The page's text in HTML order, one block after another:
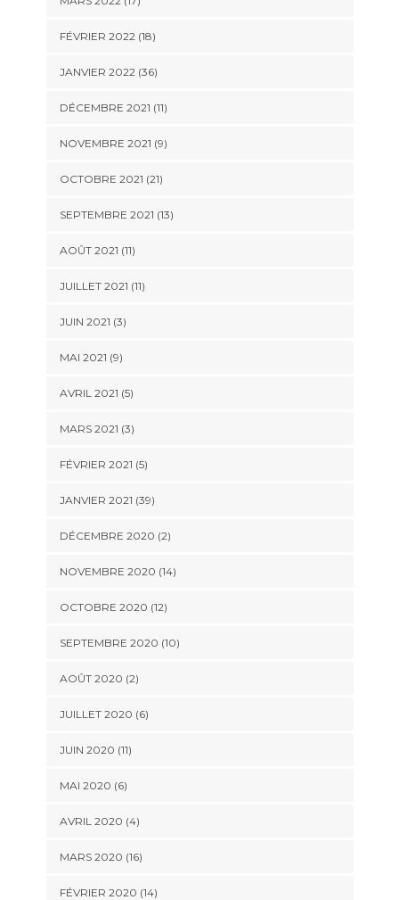
FÉVRIER 2022 (18)
JANVIER 2022 (36)
DÉCEMBRE 2021 (11)
NOVEMBRE 2021 (9)
OCTOBRE 2021 (21)
SEPTEMBRE 2021 (13)
AOÛT 2021 (11)
JUILLET 2021 (11)
JUIN 2021 (3)
MAI 2021 (9)
AVRIL 2021 (5)
MARS 2021 (3)
FÉVRIER 2021 (5)
JANVIER 2021 (39)
DÉCEMBRE 2020 (2)
NOVEMBRE 2020 (14)
OCTOBRE 2020 (12)
SEPTEMBRE 2020 (10)
AOÛT 2020 (2)
JUILLET 2020 (6)
JUIN 2020 (11)
MAI 2020 (6)
AVRIL 2020 (4)
MARS 2020 (16)
FÉVRIER 2020 (14)